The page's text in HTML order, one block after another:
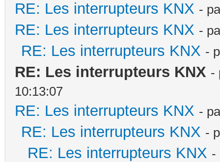
RE: Les interrupteurs KNX -
RE: Les interrupteurs KNX -
RE: Les interrupteurs KNX -
RE: Les interrupteurs KNX -
10:13:07
RE: Les interrupteurs KNX -
RE: Les interrupteurs KNX -
RE: Les interrupteurs KNX -